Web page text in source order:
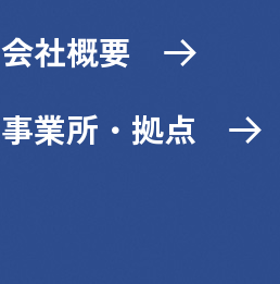
会社概要
事業所・拠点